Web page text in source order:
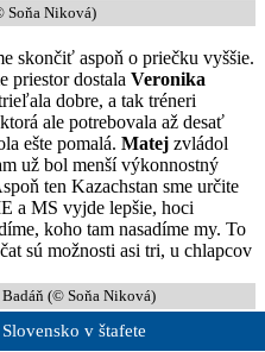
Soňa Niková)
skončiť aspoň o priečku vyššie.
priestor dostala Veronika
dobre, a tak tréneri
ale potrebovala až desať
ešte pomalá. Matej zvládol
už bol menší výkonnostný
ten Kazachstan sme určite
a MS vyjde lepšie, hoci
koho tam nasadíme my. To
sú možnosti asi tri, u chlapcov
(© Soňa Niková)
Slovensko v štafete